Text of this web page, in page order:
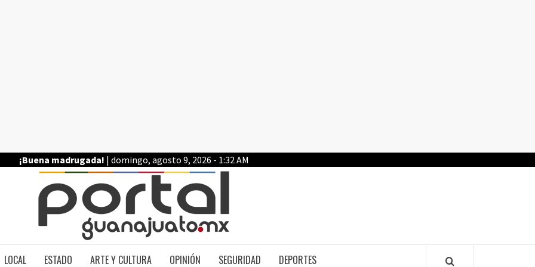
¡Buena madrugada! | domingo, agosto 9, 2026 - 1:32 AM
LOCAL ESTADO ARTE Y CULTURA OPINIÓN SEGURIDAD DEPORTES